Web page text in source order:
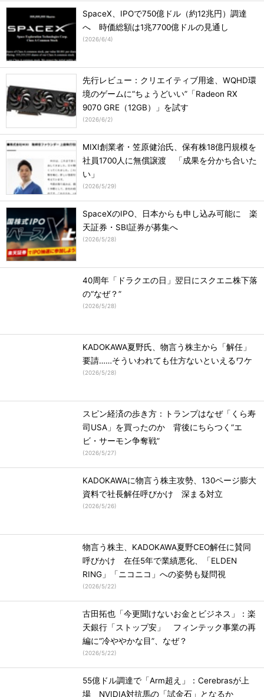
SpaceX、IPOで750億ドル（約12兆円）調達
へ 時価総額は1兆7700億ドルの見通し
(2026/6/4)
先行レビュー：クリエイティブ用途、WQHD環
境のゲームに“ちょうどいい”「Radeon RX
9070 GRE（12GB）」を試す
(2026/6/2)
MIXI創業者・笠原健治氏、保有株18億円規模を
社員1700人に無償譲渡 「成果を分かち合いた
い」
(2026/5/29)
SpaceXのIPO、日本からも申し込み可能に 楽
天証券・SBI証券が募集へ
(2026/5/28)
40周年「ドラクエの日」翌日にスクエニ株下落
の“なぜ？”
(2026/5/28)
KADOKAWA夏野氏、物言う株主から「解任」
要請……そういわれても仕方ないといえるワケ
(2026/5/28)
スピン経済の歩き方：トランプはなぜ「くら寿
司USA」を買ったのか 背後にちらつく“エ
ビ・サーモン争奪戦”
(2026/5/27)
KADOKAWAに物言う株主攻勢、130ページ膨大
資料で社長解任呼びかけ 深まる対立
(2026/5/26)
物言う株主、KADOKAWA夏野CEO解任に賛同
呼びかけ 在任5年で業績悪化、「ELDEN
RING」「ニコニコ」への姿勢も疑問視
(2026/5/22)
古田拓也「今更聞けないお金とビジネス」：楽
天銀行「ストップ安」 フィンテック事業の再
編に“冷ややかな目”、なぜ？
(2026/5/22)
55億ドル調達で「Arm超え」：Cerebrasが上
場 NVIDIA対抗馬の「試金石」となるか